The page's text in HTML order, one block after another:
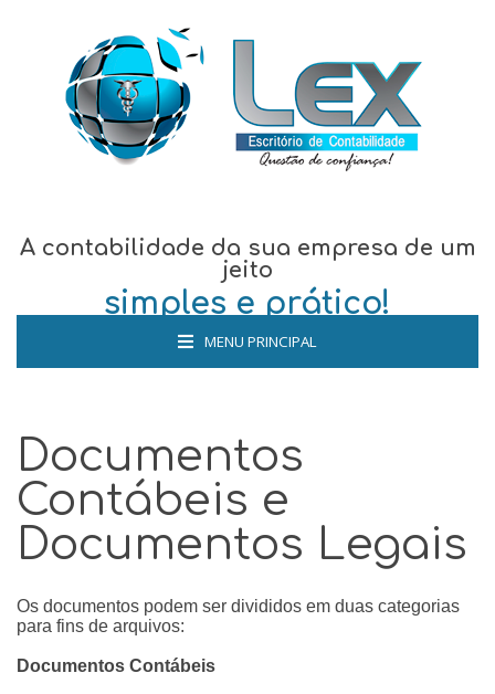
A contabilidade da sua empresa de um
jeito
simples e prático!
MENU PRINCIPAL
Documentos
Contábeis e
Documentos Legais
Os documentos podem ser divididos em duas categorias
para fins de arquivos:
Documentos Contábeis